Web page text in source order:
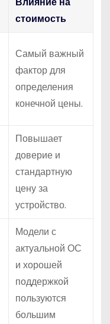
стоимость
Самый важный
фактор для
определения
конечной цены.
Повышает
доверие и
стандартную
цену за
устройство.
Модели с
актуальной ОС
и хорошей
поддержкой
пользуются
большим